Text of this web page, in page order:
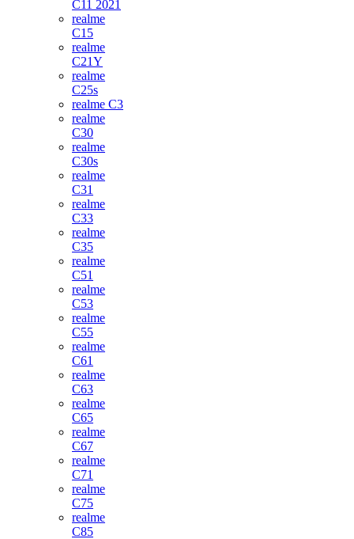
C11 2021
realme
C15
realme
C21Y
realme
C25s
realme C3
realme
C30
realme
C30s
realme
C31
realme
C33
realme
C35
realme
C51
realme
C53
realme
C55
realme
C61
realme
C63
realme
C65
realme
C67
realme
C71
realme
C75
realme
C85